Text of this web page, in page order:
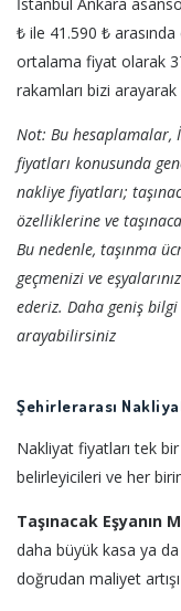
₺ ile 41.590 ₺
ortalama fiyat olarak
rakamları bizi
Not: Bu hesaplamalar,
fiyatları konusunda
nakliye fiyatları;
özelliklerine ve
Bu nedenle, taşınma
geçmenizi ve
ederiz. Daha geniş
arayabilirsiniz
Şehirlerarası
Nakliyat fiyatları tek
belirleyicileri ve her
Taşınacak Eşyanın
daha büyük kasa ya
doğrudan maliyet